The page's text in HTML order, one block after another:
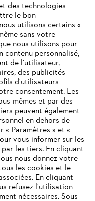
des technologies
le bon
utilisons certains «
sans votre
nous utilisons pour
contenu personnalisé,
de l'utilisateur,
des publicités
d'utilisateurs
consentement. Les
mêmes et par des
peuvent également
en dehors de
« Paramètres » et «
vous informer sur les
les tiers. En cliquant
nous donnez votre
les cookies et le
En cliquant
refusez l'utilisation
nécessaires. Sous